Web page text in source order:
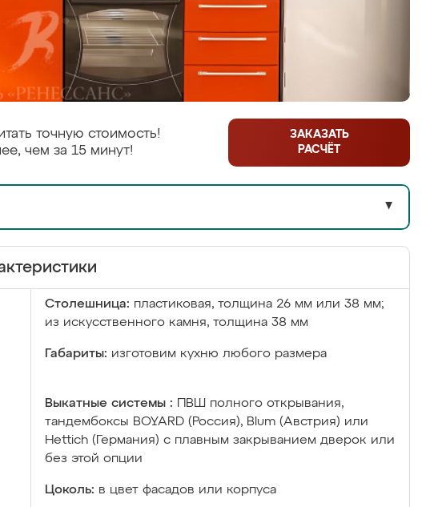
точную стоимость!
чем за 15 минут!
ЗАКАЗАТЬ
РАСЧЁТ
▼
Столешница: пластиковая, толщина 26 мм или 38 мм;
из искусственного камня, толщина 38 мм
Габариты: изготовим кухню любого размера
Выкатные системы :
ПВШ полного открывания,
тандембоксы BOYARD (Россия), Blum (Австрия) или
Hettich (Германия) с плавным закрыванием дверок или
без этой опции
Цоколь: в цвет фасадов или корпуса